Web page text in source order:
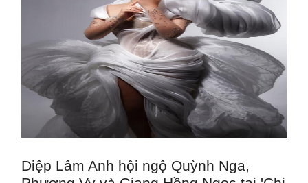
Diệp Lâm Anh hội ngộ Quỳnh Nga,